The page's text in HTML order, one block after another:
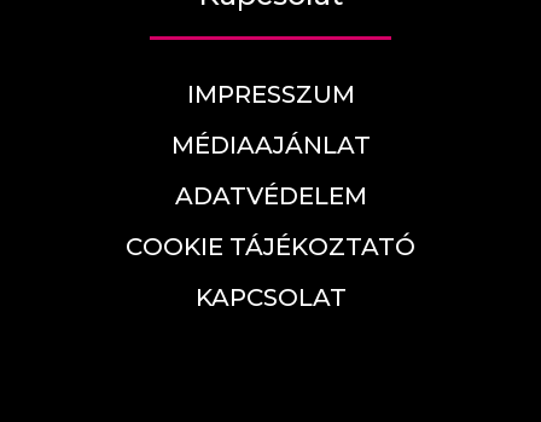
IMPRESSZUM
MÉDIAAJÁNLAT
ADATVÉDELEM
COOKIE TÁJÉKOZTATÓ
KAPCSOLAT